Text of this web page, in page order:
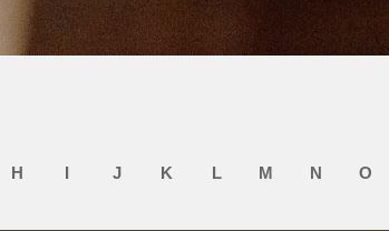
H I J K L M N O